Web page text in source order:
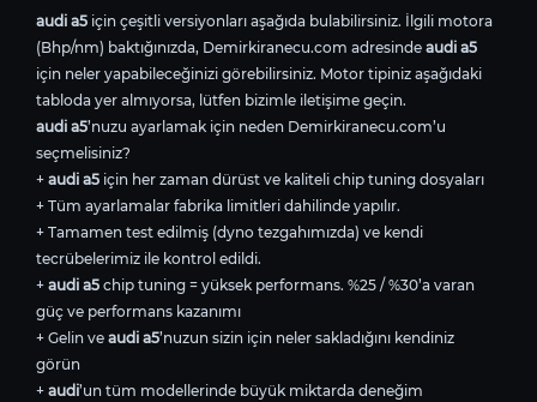
audi a5 için çeşitli versiyonları aşağıda bulabilirsiniz. İlgili motora
(Bhp/nm) baktığınızda, Demirkiranecu.com adresinde audi a5
için neler yapabileceğinizi görebilirsiniz. Motor tipiniz aşağıdaki
tabloda yer almıyorsa, lütfen bizimle iletişime geçin.
audi a5’nuzu ayarlamak için neden Demirkiranecu.com’u
seçmelisiniz?
+ audi a5 için her zaman dürüst ve kaliteli chip tuning dosyaları
+ Tüm ayarlamalar fabrika limitleri dahilinde yapılır.
+ Tamamen test edilmiş (dyno tezgahımızda) ve kendi
tecrübelerimiz ile kontrol edildi.
+ audi a5 chip tuning = yüksek performans. %25 / %30’a varan
güç ve performans kazanımı
+ Gelin ve audi a5’nuzun sizin için neler sakladığını kendiniz
görün
+ audi’un tüm modellerinde büyük miktarda deneğim